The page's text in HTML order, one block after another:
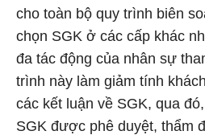
cho toàn bộ quy trình biên
chọn SGK ở các cấp khác
đa tác động của nhân sự
trình này làm giảm tính
các kết luận về SGK, qua
SGK được phê duyệt, thẩm